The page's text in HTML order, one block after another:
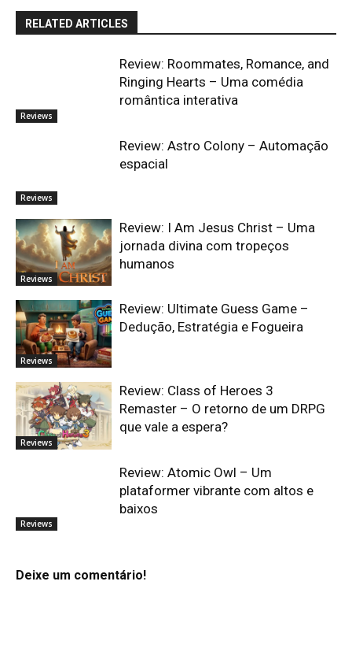
RELATED ARTICLES
Reviews
Review: Roommates, Romance, and
Ringing Hearts – Uma comédia
romântica interativa
Reviews
Review: Astro Colony – Automação
espacial
Reviews
Review: I Am Jesus Christ – Uma
jornada divina com tropeços
humanos
Reviews
Review: Ultimate Guess Game –
Dedução, Estratégia e Fogueira
Reviews
Review: Class of Heroes 3
Remaster – O retorno de um DRPG
que vale a espera?
Reviews
Review: Atomic Owl – Um
plataformer vibrante com altos e
baixos
Deixe um comentário!